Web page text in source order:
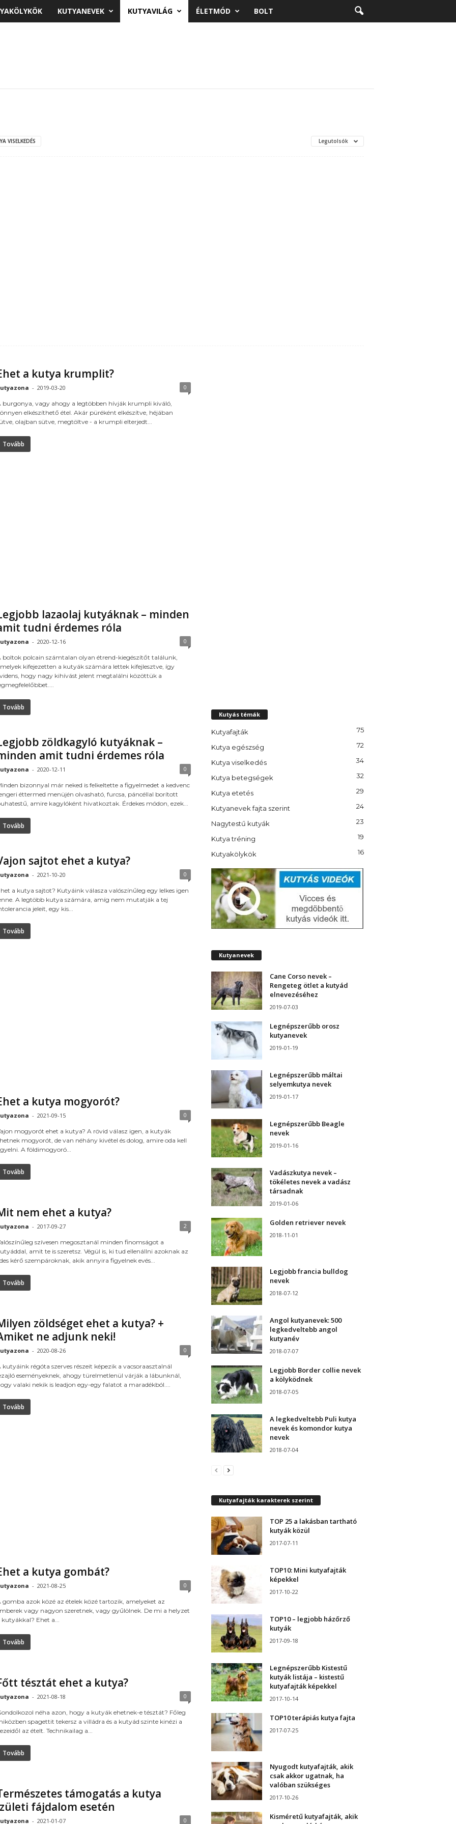
KUTYANEVEK KUTYAVILÁG ÉLETMÓD BOLT
VISELKEDÉS Legutolsók
a kutya krumplit?
- 2019-03-20 0
burgonya, vagy ahogy a legtöbben hívják krumpli kiváló,
elkészíthető étel. Akár püréként elkészítve, héjában
olajban sütve, megtöltve - a krumpli elterjedt...
Tovább
lazaolaj kutyáknak – minden
tudni érdemes róla
- 2020-12-16 0
boltok polcain számtalan olyan étrend-kiegészítőt találunk,
kifejezetten a kutyák számára lettek kifejlesztve, így
hogy nagy kihívást jelent megtalálni közöttük a
Tovább
zöldkagyló kutyáknak –
amit tudni érdemes róla
- 2020-12-11 0
bizonnyal már neked is felkeltette a figyelmedet a kedvenc
éttermed menüjén olvasható, furcsa, páncéllal borított
amire kagylóként hivatkoztak. Érdekes módon, ezek...
Tovább
sajtot ehet a kutya?
- 2021-10-20 0
a kutya sajtot? Kutyáink válasza valószínűleg egy lelkes igen
A legtöbb kutya számára, amíg nem mutatják a tej
jeleit, egy kis...
Tovább
a kutya mogyorót?
- 2021-09-15 0
mogyorót ehet a kutya? A rövid válasz igen, a kutyák
mogyorót, de van néhány kivétel és dolog, amire oda kell
A földimogyoró...
Tovább
nem ehet a kutya?
- 2017-09-27 2
szívesen megosztanál minden finomságot a
amit te is szeretsz. Végül is, ki tud ellenállni azoknak az
kérő szempároknak, akik annyira figyelnek evés...
Tovább
zöldséget ehet a kutya? +
ne adjunk neki!
- 2020-08-26 0
kutyáink régóta szerves részeit képezik a vacsoraasztalnál
eseményeknek, ahogy türelmetlenül várják a lábunknál,
valaki nekik is leadjon egy-egy falatot a maradékból....
Tovább
a kutya gombát?
- 2021-08-25 0
gomba azok közé az ételek közé tartozik, amelyeket az
vagy nagyon szeretnek, vagy gyűlölnek. De mi a helyzet
kutyákkal? Ehet a...
Tovább
tésztát ehet a kutya?
- 2021-08-18 0
néha azon, hogy a kutyák ehetnek-e tésztát? Főleg
spagettit tekersz a villádra és a kutyád szinte kinézi a
az ételt. Technikailag a...
Tovább
támogatás a kutya
fájdalom esetén
- 2021-01-07 0
Kutyás témák
Kutyafajták 75
Kutya egészség 72
Kutya viselkedés 34
Kutya betegségek 32
Kutya etetés 29
Kutyanevek fajta szerint 24
Nagytestű kutyák 23
Kutya tréning 19
Kutyakölykök 16
Kutyanevek
Cane Corso nevek –
Rengeteg ötlet a kutyád
elnevezéséhez
2019-07-03
Legnépszerűbb orosz
kutyanevek
2019-01-19
Legnépszerűbb máltai
selyemkutya nevek
2019-01-17
Legnépszerűbb Beagle
nevek
2019-01-16
Vadászkutya nevek –
tökéletes nevek a vadász
társadnak
2019-01-06
Golden retriever nevek
2018-11-01
Legjobb francia bulldog
nevek
2018-07-12
Angol kutyanevek: 500
legkedveltebb angol
kutyanév
2018-07-07
Legjobb Border collie nevek
a kölyködnek
2018-07-05
A legkedveltebb Puli kutya
nevek és komondor kutya
nevek
2018-07-04
Kutyafajták karakterek szerint
TOP 25 a lakásban tartható
kutyák közül
2017-07-11
TOP10: Mini kutyafajták
képekkel
2017-10-22
TOP10 – legjobb házőrző
kutyák
2017-09-18
Legnépszerűbb Kistestű
kutyák listája – kistestű
kutyafajták képekkel
2017-10-14
TOP10 terápiás kutya fajta
2017-07-25
Nyugodt kutyafajták, akik
csak akkor ugatnak, ha
valóban szükséges
2017-10-26
Kisméretű kutyafajták, akik